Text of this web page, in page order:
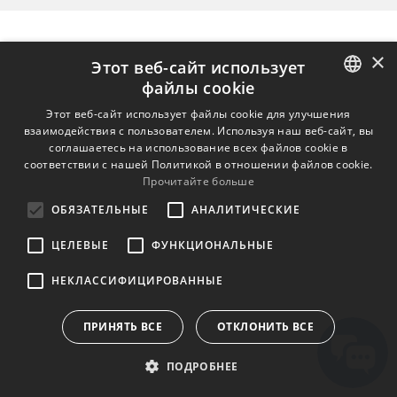
ENGLISH
BULGARIAN
CROATIAN
FINNISH
×
Этот веб-сайт использует
файлы cookie
Этот веб-сайт использует файлы cookie для улучшения
взаимодействия с пользователем. Используя наш веб-сайт, вы
соглашаетесь на использование всех файлов cookie в
соответствии с нашей Политикой в ​​отношении файлов cookie.
Прочитайте больше
ОБЯЗАТЕЛЬНЫЕ
АНАЛИТИЧЕСКИЕ
ЦЕЛЕВЫЕ ФУНКЦИОНАЛЬНЫЕ
НЕКЛАССИФИЦИРОВАННЫЕ
ПРИНЯТЬ ВСЕ ОТКЛОНИТЬ ВСЕ
ПОДРОБНЕЕ